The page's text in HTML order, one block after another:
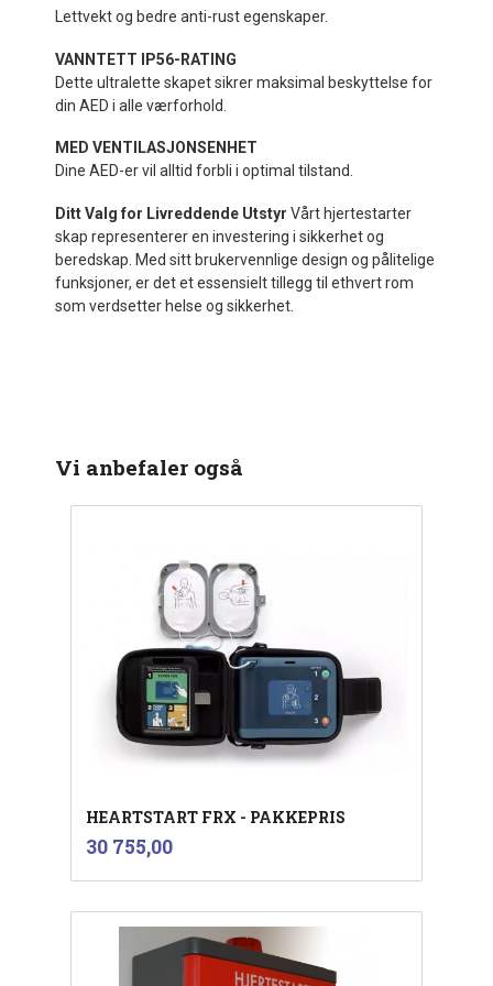
Lettvekt og bedre anti-rust egenskaper.
VANNTETT IP56-RATING
Dette ultralette skapet sikrer maksimal beskyttelse for
din AED i alle værforhold.
MED VENTILASJONSENHET
Dine AED-er vil alltid forbli i optimal tilstand.
Ditt Valg for Livreddende Utstyr Vårt hjertestarter
skap representerer en investering i sikkerhet og
beredskap. Med sitt brukervennlige design og pålitelige
funksjoner, er det et essensielt tillegg til ethvert rom
som verdsetter helse og sikkerhet.
Vi anbefaler også
HEARTSTART FRX - PAKKEPRIS
Pris
30 755,00mva.